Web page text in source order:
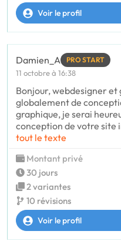
Voir le profil
Damien_A PRO START
11 octobre à 16:38
Bonjour, webdesigner
globalement de
graphique, je serai
conception de votre site
tout le texte
Montant privé
30 jours
2 variantes
10 révisions
Voir le profil